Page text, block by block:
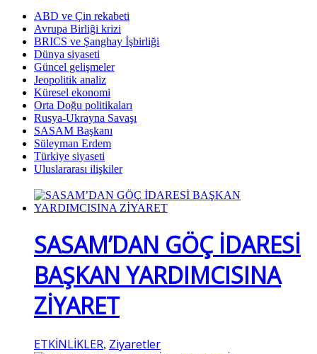
ABD ve Çin rekabeti
Avrupa Birliği krizi
BRICS ve Şanghay İşbirliği
Dünya siyaseti
Güncel gelişmeler
Jeopolitik analiz
Küresel ekonomi
Orta Doğu politikaları
Rusya-Ukrayna Savaşı
SASAM Başkanı
Süleyman Erdem
Türkiye siyaseti
Uluslararası ilişkiler
SASAM’DAN GÖÇ İDARESİ
BAŞKAN YARDIMCISINA
ZİYARET
ETKİNLİKLER, Ziyaretler